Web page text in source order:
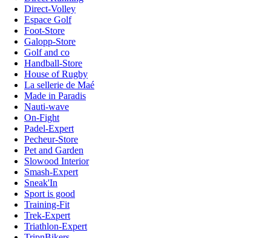
Direct-Volley
Espace Golf
Foot-Store
Galopp-Store
Golf and co
Handball-Store
House of Rugby
La sellerie de Maé
Made in Paradis
Nauti-wave
On-Fight
Padel-Expert
Pecheur-Store
Pet and Garden
Slowood Interior
Smash-Expert
Sneak'In
Sport is good
Training-Fit
Trek-Expert
Triathlon-Expert